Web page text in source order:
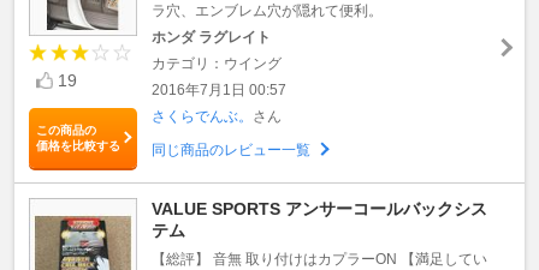
19
この商品の
価格を比較する
ラ穴、エンブレム穴が隠れて便利。
ホンダ ラグレイト
カテゴリ：ウイング
2016年7月1日 00:57
さくらでんぶ。 さん
同じ商品のレビュー一覧
VALUE SPORTS アンサーコールバックシス
テム
【総評】 音無 取り付けはカプラーON 【満足してい